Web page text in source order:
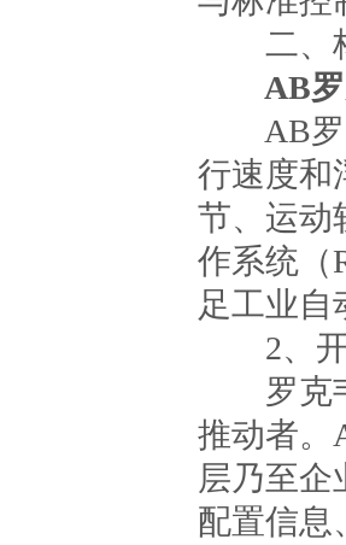
二、核
AB罗
AB罗克
行速度和
节、运动
作系统（
足工业自
2、开
罗克韦
推动者。
层乃至企
配置信息